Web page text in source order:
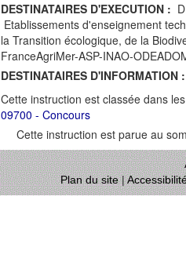
DESTINATAIRES D'EXECUTION :
Etablissements d'enseignement
la Transition écologique, de la
FranceAgriMer-ASP-INAO-
DESTINATAIRES D'INFORMATION :
Cette instruction est classée dans
09700 - Concours
Cette instruction est parue au
Plan du site|